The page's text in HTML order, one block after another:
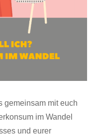
gemeinsam mit euch
im Wandel
und eurer